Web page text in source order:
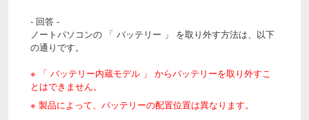
- 回答 -
ノートパソコンの 「 バッテリー 」 を取り外す方法は、以下
の通りです。
※ 「 バッテリー内蔵モデル 」 からバッテリーを取り外すこ
とはできません。
※ 製品によって、バッテリーの配置位置は異なります。